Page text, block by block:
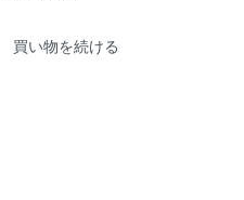
買い物を続ける